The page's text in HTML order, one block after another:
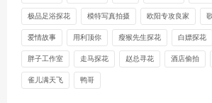
极品足浴探花 模特写真拍摄 欧阳专攻良家
爱情故事 用利顶你 瘦猴先生探花 白嫖探花
胖子工作室 走马探花 赵总寻花 酒店偷拍
雀儿满天飞 鸭哥